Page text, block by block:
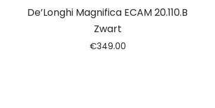
De’Longhi Magnifica ECAM 20.110.B
Zwart
€349.00